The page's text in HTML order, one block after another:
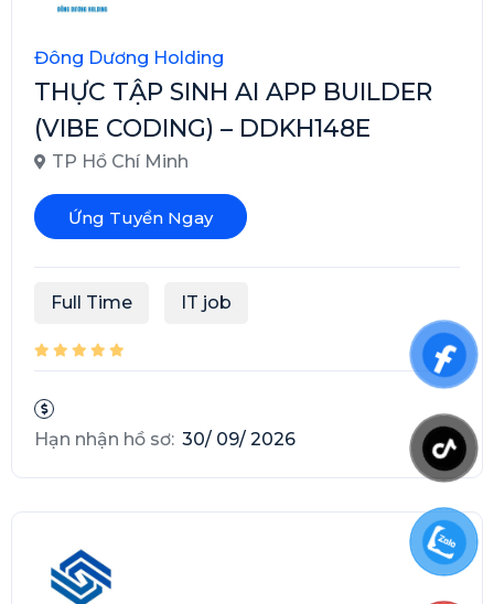
Đông Dương Holding
THỰC TẬP SINH AI APP BUILDER
(VIBE CODING) – DDKH148E
TP Hồ Chí Minh
Ứng Tuyển Ngay
Full Time IT job
Hạn nhận hồ sơ: 30/ 09/ 2026